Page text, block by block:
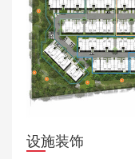
设施装饰